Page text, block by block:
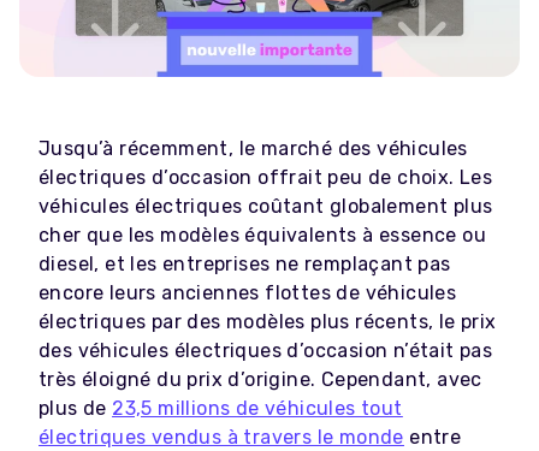
Jusqu’à récemment, le marché des véhicules
électriques d’occasion offrait peu de choix. Les
véhicules électriques coûtant globalement plus
cher que les modèles équivalents à essence ou
diesel, et les entreprises ne remplaçant pas
encore leurs anciennes flottes de véhicules
électriques par des modèles plus récents, le prix
des véhicules électriques d’occasion n’était pas
très éloigné du prix d’origine. Cependant, avec
plus de 23,5 millions de véhicules tout
électriques vendus à travers le monde entre